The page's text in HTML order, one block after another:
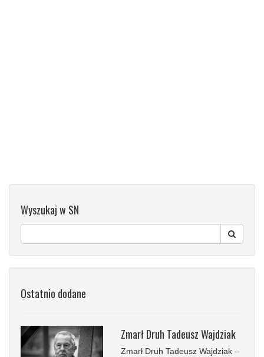
Wyszukaj w SN
Ostatnio dodane
Zmarł Druh Tadeusz Wajdziak
Zmarł Druh Tadeusz Wajdziak –